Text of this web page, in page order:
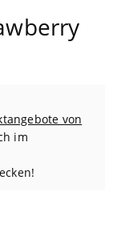
von
im